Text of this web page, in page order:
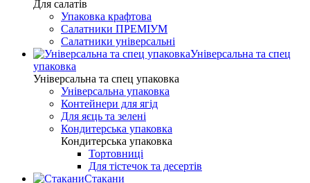
Для салатів
Упаковка крафтова
Салатники ПРЕМІУМ
Салатники універсальні
Універсальна та спец
упаковка
Універсальна та спец упаковка
Універсальна упаковка
Контейнери для ягід
Для яєць та зелені
Кондитерська упаковка
Кондитерська упаковка
Тортовниці
Для тістечок та десертів
Стакани